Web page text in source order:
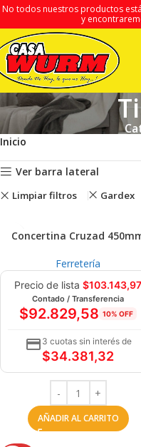
No todos nuestros productos
y
Inicio
Ver barra lateral
Limpiar filtros Gardex
Concertina Cruzad
Ferretería
Precio de lista $103.143,97
Contado / Transferencia
$92.829,58 10% OFF
3 cuotas sin interés de
$34.381,32
AÑADIR AL CARRITO